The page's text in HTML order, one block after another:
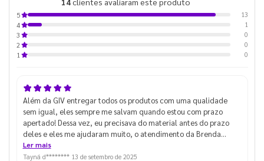
5
13
4
1
3
0
2
0
1
0
Além da GIV entregar todos os produtos com uma qualidade
sem igual, eles sempre me salvam quando estou com prazo
apertado! Dessa vez, eu precisava do material antes do prazo
deles e eles me ajudaram muito, o atendimento da Brenda
(apesar de eu ter enchido muito o saco dela) foi excelente e
consegui pegar o material pro evento! I love you GIV hahaha
Ler mais
Tayná d******** 13 de setembro de 2025